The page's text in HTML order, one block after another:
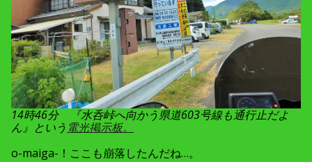
14時46分 『水呑峠へ向かう県道603号線も通行止だよ
ん』という 電光掲示板。
o-maiga-！ここも崩落したんだね…。